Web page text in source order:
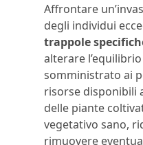
Affrontare
degli individui
trappole
alterare
somministrato ai
risorse disponibili
delle piante
vegetativo sano,
rimuovere